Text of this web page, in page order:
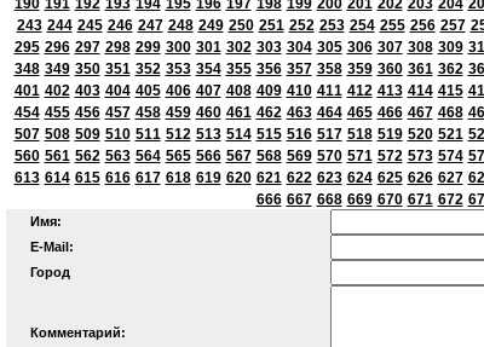
190 191 192 193 194 195 196 197 198 199 200 201 202 203 204
243 244 245 246 247 248 249 250 251 252 253 254 255 256 257
295 296 297 298 299 300 301 302 303 304 305 306 307 308 309
348 349 350 351 352 353 354 355 356 357 358 359 360 361 362
401 402 403 404 405 406 407 408 409 410 411 412 413 414 415
454 455 456 457 458 459 460 461 462 463 464 465 466 467 468
507 508 509 510 511 512 513 514 515 516 517 518 519 520 521
560 561 562 563 564 565 566 567 568 569 570 571 572 573 574
613 614 615 616 617 618 619 620 621 622 623 624 625 626 627
666 667 668 669 670 671 672
Имя:
E-Mail:
Город
Комментарий: